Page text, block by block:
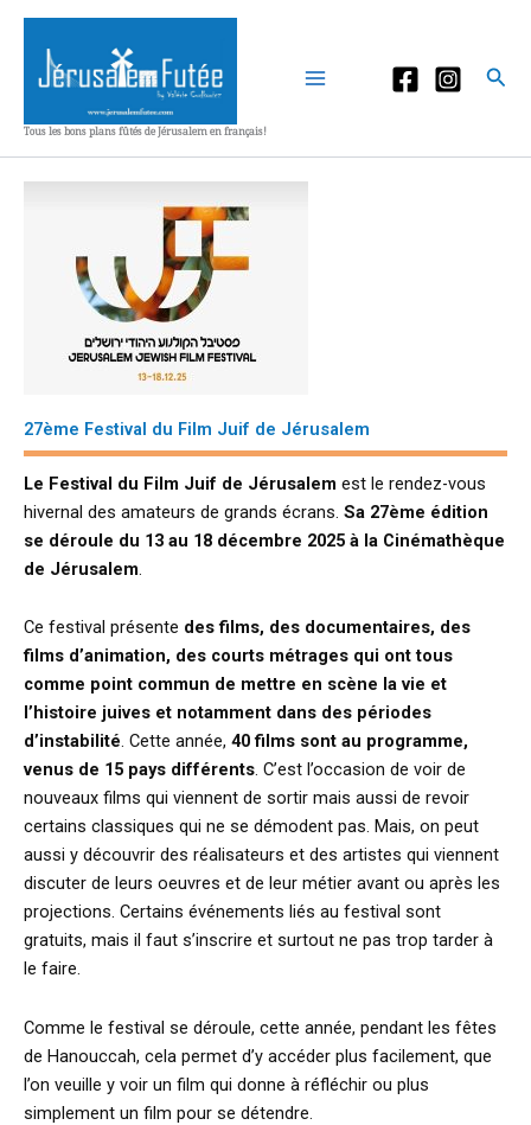
Aller
contenu
Tous les bons plans fûtés de Jérusalem en français!
27ème Festival du Film Juif de Jérusalem
Le Festival du Film Juif de Jérusalem est le rendez-vous
hivernal des amateurs de grands écrans. Sa 27ème édition
se déroule du 13 au 18 décembre 2025 à la Cinémathèque
de Jérusalem
Ce festival présente des films, des documentaires, des
films d’animation, des courts métrages qui ont tous
comme point commun de mettre en scène la vie et
l’histoire juives et notamment dans des périodes
d’instabilité. Cette année, 40 films sont au programme,
venus de 15 pays différents. C’est l’occasion de voir de
nouveaux films qui viennent de sortir mais aussi de revoir
certains classiques qui ne se démodent pas. Mais, on peut
aussi y découvrir des réalisateurs et des artistes qui viennent
discuter de leurs oeuvres et de leur métier avant ou après les
projections. Certains événements liés au festival sont
gratuits, mais il faut s’inscrire et surtout ne pas trop tarder à
le faire.
Comme le festival se déroule, cette année, pendant les fêtes
de Hanouccah, cela permet d’y accéder plus facilement, que
l’on veuille y voir un film qui donne à réfléchir ou plus
simplement un film pour se détendre.